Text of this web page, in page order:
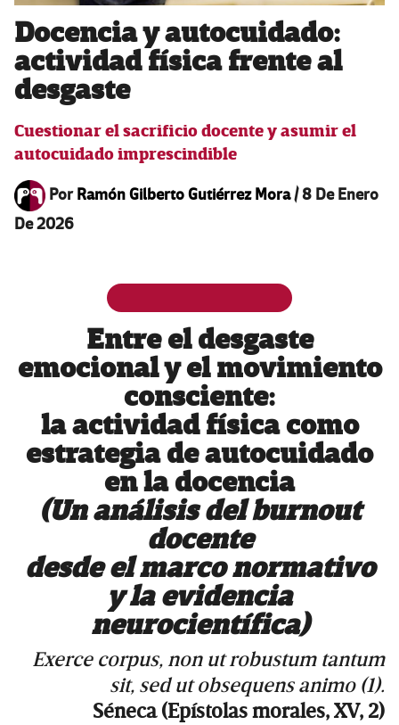
Docencia y autocuidado:
actividad física frente al
desgaste
Cuestionar el sacrificio docente y asumir el
autocuidado imprescindible
PorRamón Gilberto Gutiérrez Mora/8 De Enero
De 2026
Entre el desgaste
emocional y el movimiento
consciente:
la actividad física como
estrategia de autocuidado
en la docencia
(Un análisis del burnout
docente
desde el marco normativo
y la evidencia
neurocientífica)
Exerce corpus, non ut robustum tantum
sit, sed ut obsequens animo (1).
Séneca (Epístolas morales, XV, 2)